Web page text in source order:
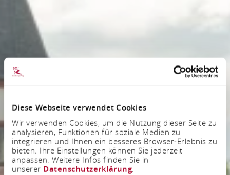
Diese Webseite verwendet Cookies
Wir verwenden Cookies, um die Nutzung dieser Seite zu
analysieren, Funktionen für soziale Medien zu
integrieren und Ihnen ein besseres Browser-Erlebnis zu
bieten. Ihre Einstellungen können Sie jederzeit
anpassen. Weitere Infos finden Sie in
unserer Datenschutzerklärung.